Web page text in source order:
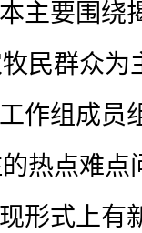
主要围绕
民群众为
作组成员
热点难点
形式上有